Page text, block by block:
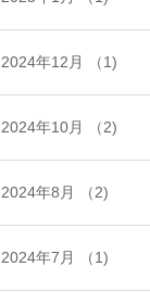
2024年12月 （1)
2024年10月 （2)
2024年8月 （2)
2024年7月 （1)